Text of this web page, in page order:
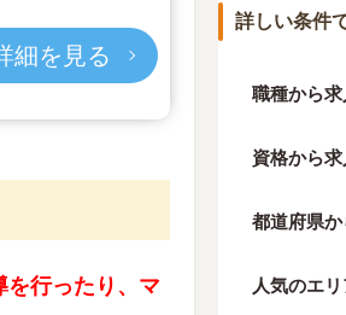
細を見る
を行ったり、マ
詳しい条件
職種から
資格から
都道府県
人気のエ